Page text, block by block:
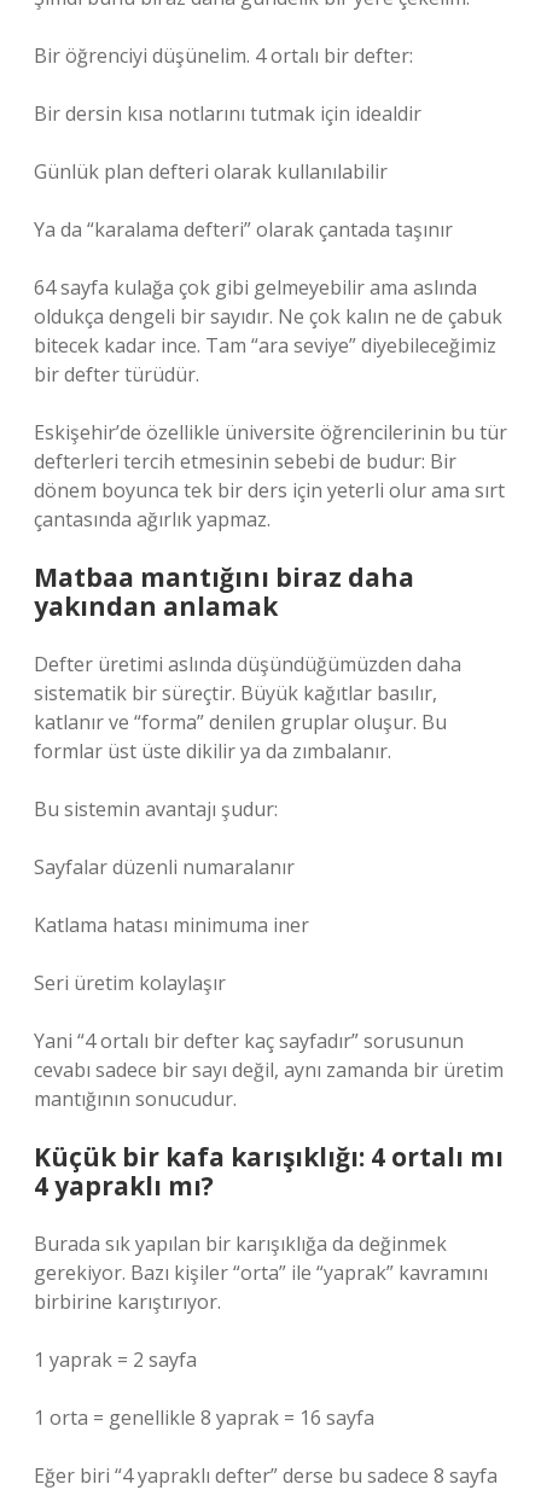
Bir öğrenciyi düşünelim. 4 ortalı bir defter:
Bir dersin kısa notlarını tutmak için idealdir
Günlük plan defteri olarak kullanılabilir
Ya da “karalama defteri” olarak çantada taşınır
64 sayfa kulağa çok gibi gelmeyebilir ama aslında
oldukça dengeli bir sayıdır. Ne çok kalın ne de çabuk
bitecek kadar ince. Tam “ara seviye” diyebileceğimiz
bir defter türüdür.
Eskişehir’de özellikle üniversite öğrencilerinin bu tür
defterleri tercih etmesinin sebebi de budur: Bir
dönem boyunca tek bir ders için yeterli olur ama sırt
çantasında ağırlık yapmaz.
Matbaa mantığını biraz daha
yakından anlamak
Defter üretimi aslında düşündüğümüzden daha
sistematik bir süreçtir. Büyük kağıtlar basılır,
katlanır ve “forma” denilen gruplar oluşur. Bu
formlar üst üste dikilir ya da zımbalanır.
Bu sistemin avantajı şudur:
Sayfalar düzenli numaralanır
Katlama hatası minimuma iner
Seri üretim kolaylaşır
Yani “4 ortalı bir defter kaç sayfadır” sorusunun
cevabı sadece bir sayı değil, aynı zamanda bir üretim
mantığının sonucudur.
Küçük bir kafa karışıklığı: 4 ortalı mı
4 yapraklı mı?
Burada sık yapılan bir karışıklığa da değinmek
gerekiyor. Bazı kişiler “orta” ile “yaprak” kavramını
birbirine karıştırıyor.
1 yaprak = 2 sayfa
1 orta = genellikle 8 yaprak = 16 sayfa
Eğer biri “4 yapraklı defter” derse bu sadece 8 sayfa